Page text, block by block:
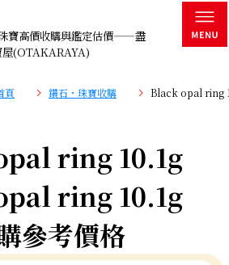
寶高價收購與鑑定估價——盡
屋(OTAKARAYA)
頁 鑽石・珠寶收購 Black opal ring
ring 10.1g
ring 10.1g
參考價格